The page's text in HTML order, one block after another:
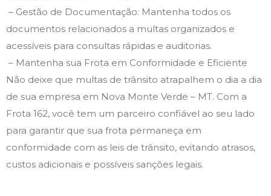
– Gestão de Documentação: Mantenha todos os
documentos relacionados a multas organizados e
acessíveis para consultas rápidas e auditorias.
– Mantenha sua Frota em Conformidade e Eficiente
Não deixe que multas de trânsito atrapalhem o dia a dia
de sua empresa em Nova Monte Verde – MT. Com a
Frota 162, você tem um parceiro confiável ao seu lado
para garantir que sua frota permaneça em
conformidade com as leis de trânsito, evitando atrasos,
custos adicionais e possíveis sanções legais.